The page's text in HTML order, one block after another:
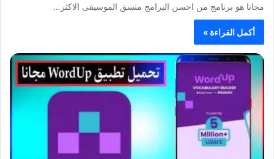
مجانا هو برنامج من احسن البرامج منسق الموسيقى الاكثر…
أكمل القراءة »